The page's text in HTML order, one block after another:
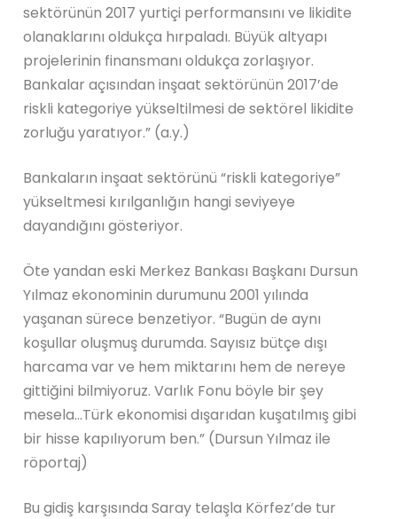
sektörünün 2017 yurtiçi performansını ve likidite
olanaklarını oldukça hırpaladı. Büyük altyapı
projelerinin finansmanı oldukça zorlaşıyor.
Bankalar açısından inşaat sektörünün 2017’de
riskli kategoriye yükseltilmesi de sektörel likidite
zorluğu yaratıyor.” (a.y.)
Bankaların inşaat sektörünü “riskli kategoriye”
yükseltmesi kırılganlığın hangi seviyeye
dayandığını gösteriyor.
Öte yandan eski Merkez Bankası Başkanı Dursun
Yılmaz ekonominin durumunu 2001 yılında
yaşanan sürece benzetiyor. “Bugün de aynı
koşullar oluşmuş durumda. Sayısız bütçe dışı
harcama var ve hem miktarını hem de nereye
gittiğini bilmiyoruz. Varlık Fonu böyle bir şey
mesela…Türk ekonomisi dışarıdan kuşatılmış gibi
bir hisse kapılıyorum ben.” (Dursun Yılmaz ile
röportaj)
Bu gidiş karşısında Saray telaşla Körfez’de tur